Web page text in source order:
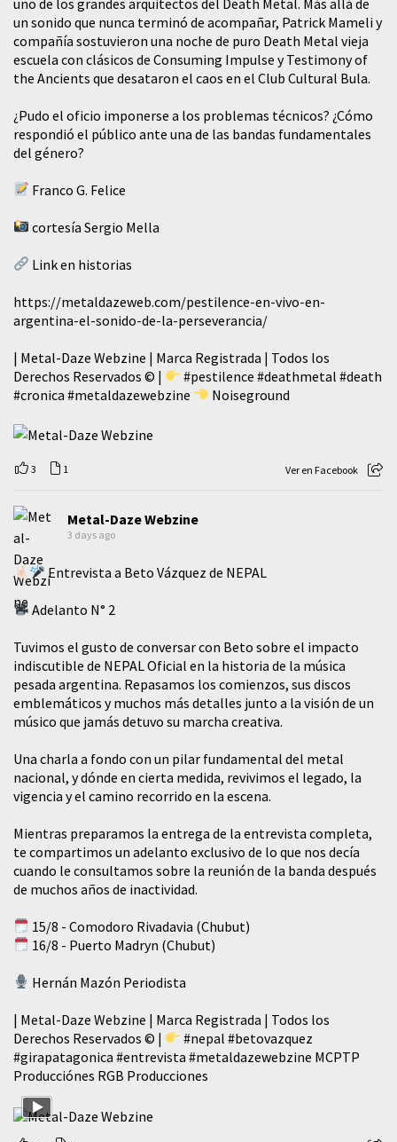
un sonido que nunca terminó de acompañar, Patrick Mameli y
compañía sostuvieron una noche de puro Death Metal vieja
escuela con clásicos de Consuming Impulse y Testimony of
the Ancients que desataron el caos en el Club Cultural Bula.
¿Pudo el oficio imponerse a los problemas técnicos? ¿Cómo
respondió el público ante una de las bandas fundamentales
del género?
Franco G. Felice
cortesía Sergio Mella
Link en historias
https://metaldazeweb.com/pestilence-en-vivo-en-
argentina-el-sonido-de-la-perseverancia/
| Metal-Daze Webzine | Marca Registrada | Todos los
Derechos Reservados © |
#pestilence #deathmetal #death
#cronica #metaldazewebzine Noiseground
3 1 Ver en Facebook
Metal-Daze Webzine
3 days ago
Entrevista a Beto Vázquez de NEPAL
Adelanto N° 2
Tuvimos el gusto de conversar con Beto sobre el impacto
indiscutible de NEPAL Oficial en la historia de la música
pesada argentina. Repasamos los comienzos, sus discos
emblemáticos y muchos más detalles junto a la visión de un
músico que jamás detuvo su marcha creativa.
​Una charla a fondo con un pilar fundamental del metal
nacional, y dónde en cierta medida, revivimos el legado, la
vigencia y el camino recorrido en la escena.
Mientras preparamos la entrega de la entrevista completa,
te compartimos un adelanto exclusivo de lo que nos decía
cuando le consultamos sobre la reunión de la banda después
de muchos años de inactividad.
15/8 - Comodoro Rivadavia (Chubut)
16/8 - Puerto Madryn (Chubut)
Hernán Mazón Periodista
| Metal-Daze Webzine | Marca Registrada | Todos los
Derechos Reservados © |
#nepal #betovazquez
#girapatagonica #entrevista #metaldazewebzine MCPTP
Producciónes RGB Producciones